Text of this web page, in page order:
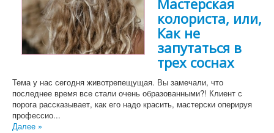
Мастерская
колориста, или,
Как не
запутаться в
трех соснах
Тема у нас сегодня животрепещущая. Вы замечали, что
последнее время все стали очень образованными?! Клиент с
порога рассказывает, как его надо красить, мастерски оперируя
профессио...
Далее »